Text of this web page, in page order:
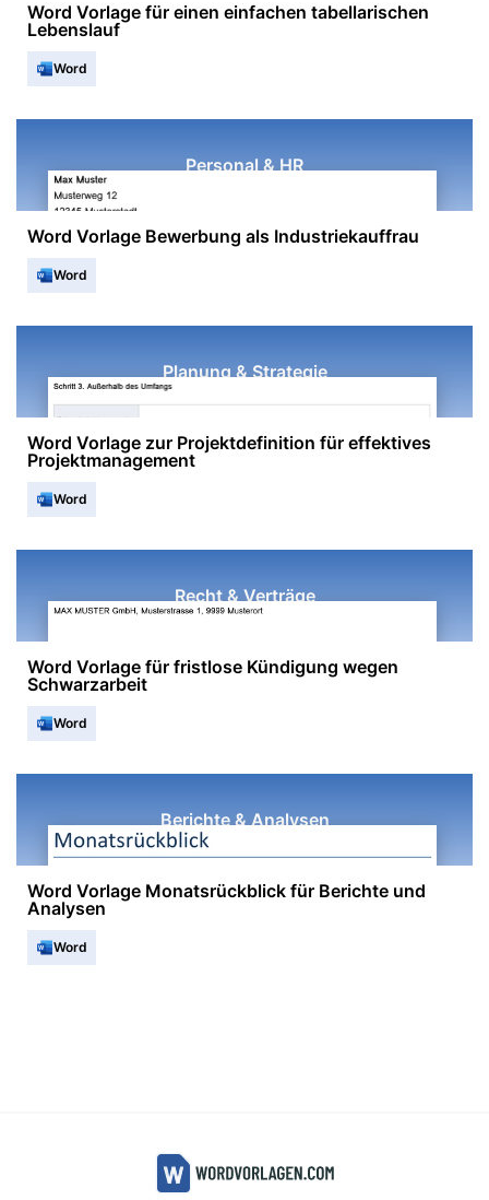
Word Vorlage für einen einfachen tabellarischen
Lebenslauf
Word
Personal & HR
Word Vorlage Bewerbung als Industriekauffrau
Word
Planung & Strategie
Word Vorlage zur Projektdefinition für effektives
Projektmanagement
Word
Recht & Verträge
Word Vorlage für fristlose Kündigung wegen
Schwarzarbeit
Word
Berichte & Analysen
Word Vorlage Monatsrückblick für Berichte und
Analysen
Word